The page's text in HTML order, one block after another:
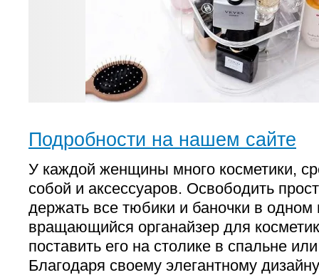
Подробности на нашем сайте
У каждой женщины много косметики,
собой и аксессуаров. Освободить
держать все тюбики и баночки в одном
вращающийся органайзер для
поставить его на столике в спальне
Благодаря своему элегантному